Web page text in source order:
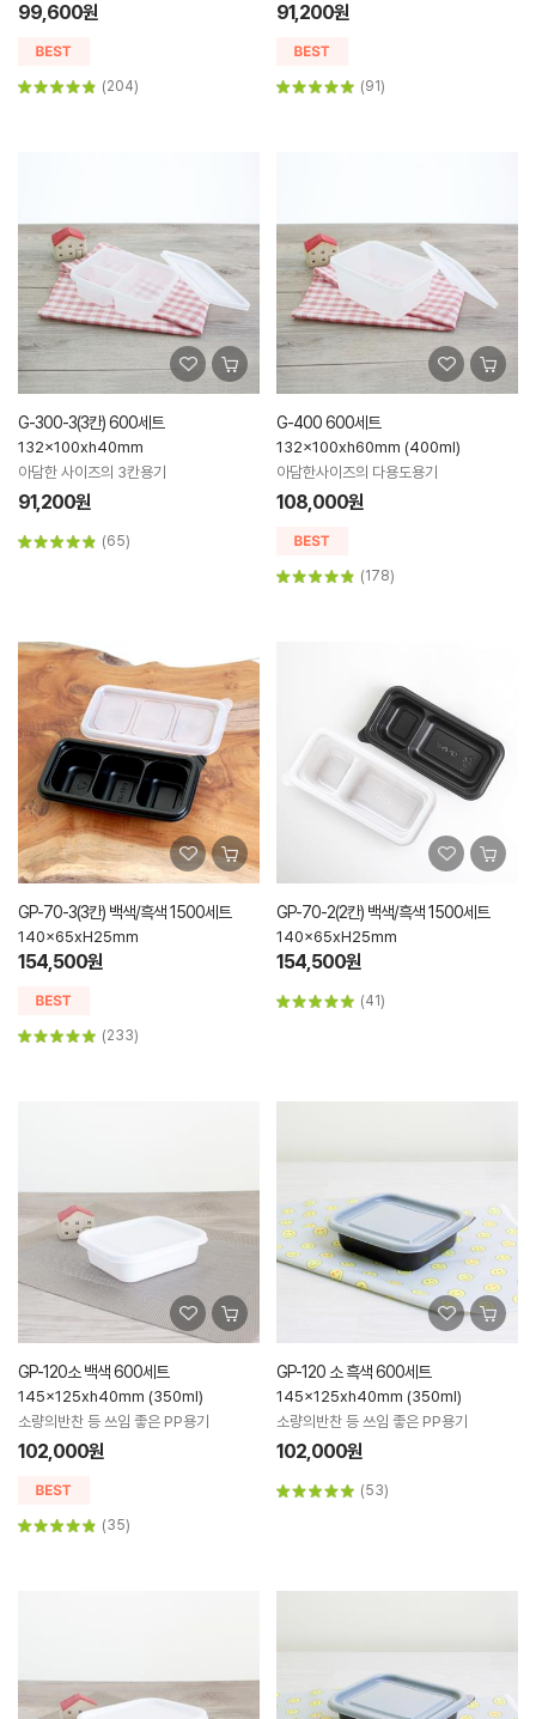
99,600원
(204)
91,200원
(91)
G-300-3(3칸) 600세트
132x100xh40mm
아담한 사이즈의 3칸용기
91,200원
(65)
G-400 600세트
132x100xh60mm (400ml)
아담한사이즈의 다용도용기
108,000원
(178)
GP-70-3(3칸) 백색/흑색 1500세트
140x65xH25mm
154,500원
(233)
GP-70-2(2칸) 백색/흑색 1500세트
140x65xH25mm
154,500원
(41)
GP-120소 백색 600세트
145x125xh40mm (350ml)
소량의반찬 등 쓰임 좋은 PP용기
102,000원
(35)
GP-120 소 흑색 600세트
145x125xh40mm (350ml)
소량의반찬 등 쓰임 좋은 PP용기
102,000원
(53)